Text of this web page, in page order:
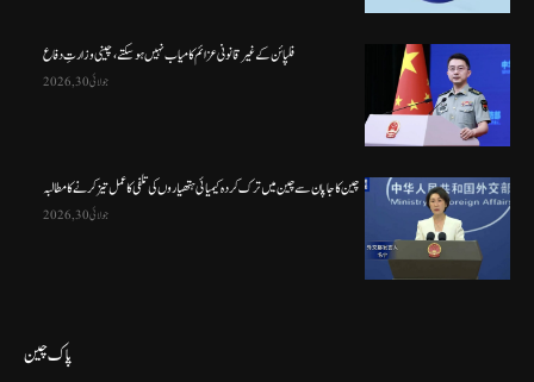
فلپائن کے غیر قانونی عزائم کامیاب نہیں ہو سکتے ، چینی وزارتِ دفاع
جولائی 30, 2026
چین کا جاپان سے چین میں ترک کردہ کیمیائی ہتھیاروں کی تلفی کا عمل تیز کرنے کا مطالبہ
جولائی 30, 2026
پاک چین